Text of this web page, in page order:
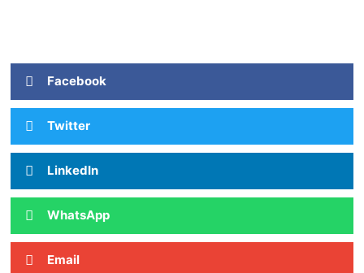
Facebook
Twitter
LinkedIn
WhatsApp
Email